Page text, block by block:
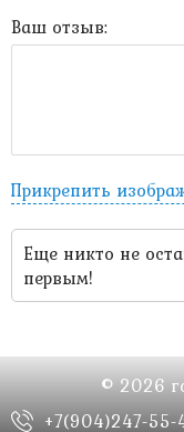
Ваш отзыв:
Прикрепить
Еще никто не
первым!
© 2026
+7(904)247-55-